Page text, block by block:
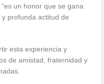
un honor que se gana
profunda actitud de
esta experiencia y
de amistad, fraternidad y